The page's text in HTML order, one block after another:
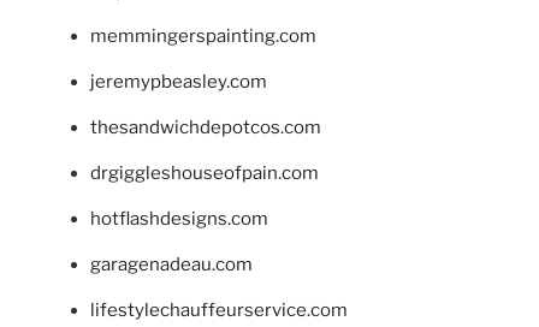
memmingerspainting.com
jeremypbeasley.com
thesandwichdepotcos.com
drgiggleshouseofpain.com
hotflashdesigns.com
garagenadeau.com
lifestylechauffeurservice.com